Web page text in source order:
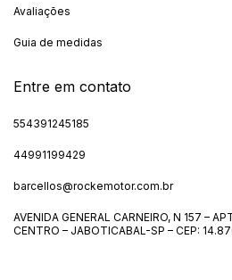
Avaliações
Guia de medidas
Entre em contato
554391245185
44991199429
barcellos@rockemotor.com.br
AVENIDA GENERAL CARNEIRO, N 157 –
CENTRO – JABOTICABAL-SP – CEP: